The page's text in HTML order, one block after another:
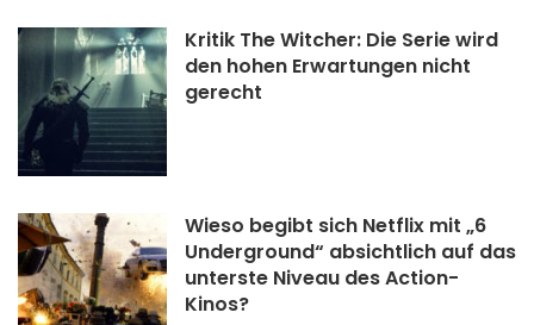
Kritik The Witcher: Die Serie wird
den hohen Erwartungen nicht
gerecht
Wieso begibt sich Netflix mit „6
Underground“ absichtlich auf das
unterste Niveau des Action-
Kinos?